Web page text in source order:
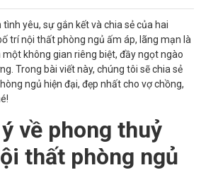
tình yêu, sự gắn kết và chia sẻ của hai
trí nội thất phòng ngủ ấm áp, lãng mạn là
không gian riêng biệt, đầy ngọt ngào
Trong bài viết này, chúng tôi sẽ chia sẻ
ngủ hiện đại, đẹp nhất cho vợ chồng,
về phong thuỷ
thất phòng ngủ